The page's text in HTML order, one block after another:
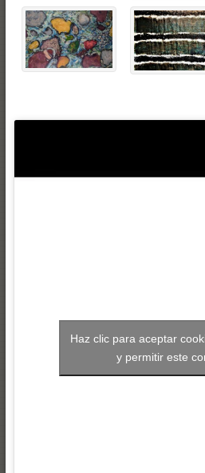
Haz clic para aceptar
y permitir este